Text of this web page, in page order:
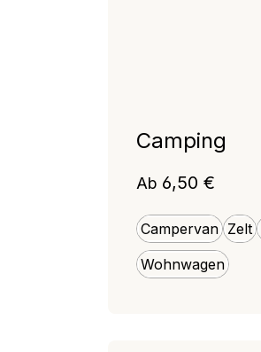
Camping
Campervan Zelt
Wohnwagen
Regulärer Preis:
Ab 6,50 €